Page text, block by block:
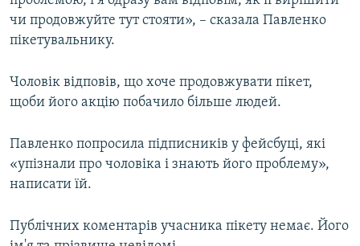
чи продовжуйте тут стояти», – сказала Павленко
пікетувальнику.
Чоловік відповів, що хоче продовжувати пікет,
щоби його акцію побачило більше людей.
Павленко попросила підписників у фейсбуці, які
«упізнали про чоловіка і знають його проблему»,
написати їй.
Публічних коментарів учасника пікету немає. Його